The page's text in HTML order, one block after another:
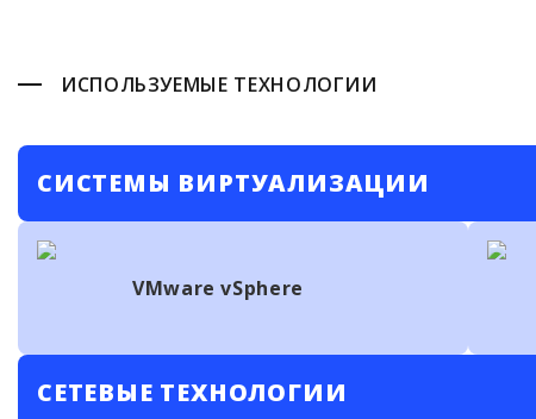
ИСПОЛЬЗУЕМЫЕ ТЕХНОЛОГИИ
СИСТЕМЫ ВИРТУАЛИЗАЦИИ
VMware vSphere
СЕТЕВЫЕ ТЕХНОЛОГИИ